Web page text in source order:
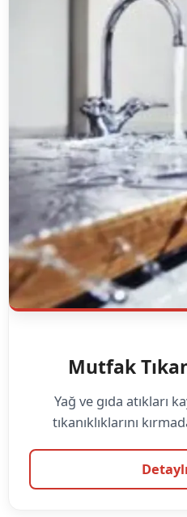
Mutfak
Yağ ve gıda atıkları
tıkanıklıklarını